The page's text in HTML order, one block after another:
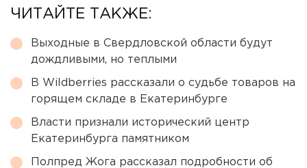
ЧИТАЙТЕ ТАКЖЕ:
Выходные в Свердловской области будут
дождливыми, но теплыми
В Wildberries рассказали о судьбе товаров на
горящем складе в Екатеринбурге
Власти признали исторический центр
Екатеринбурга памятником
Полпред Жога рассказал подробности об